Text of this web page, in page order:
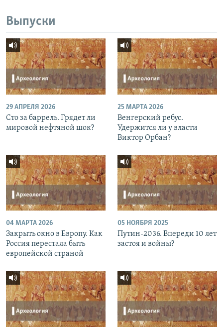
Выпуски
29 АПРЕЛЯ 2026
Сто за баррель. Грядет ли
мировой нефтяной шок?
25 МАРТА 2026
Венгерский ребус.
Удержится ли у власти
Виктор Орбан?
04 МАРТА 2026
Закрыть окно в Европу. Как
Россия перестала быть
европейской страной
05 НОЯБРЯ 2025
Путин-2036. Впереди 10 лет
застоя и войны?